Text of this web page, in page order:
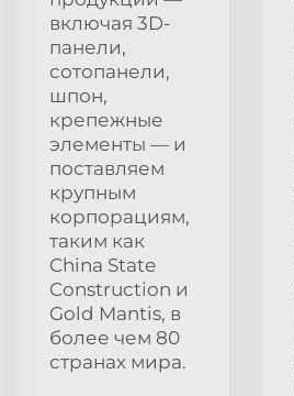
включая 3D-
панели,
сотопанели,
шпон,
крепежные
элементы — и
поставляем
крупным
корпорациям,
таким как
China State
Construction и
Gold Mantis, в
более чем 80
странах мира.